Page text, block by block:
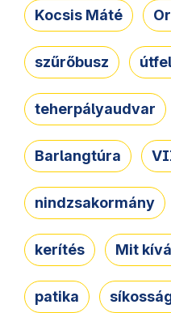
Kocsis Máté
szűrőbusz
teherpályaudvar
Barlangtúra
nindzsakormány
kerítés Mit
patika